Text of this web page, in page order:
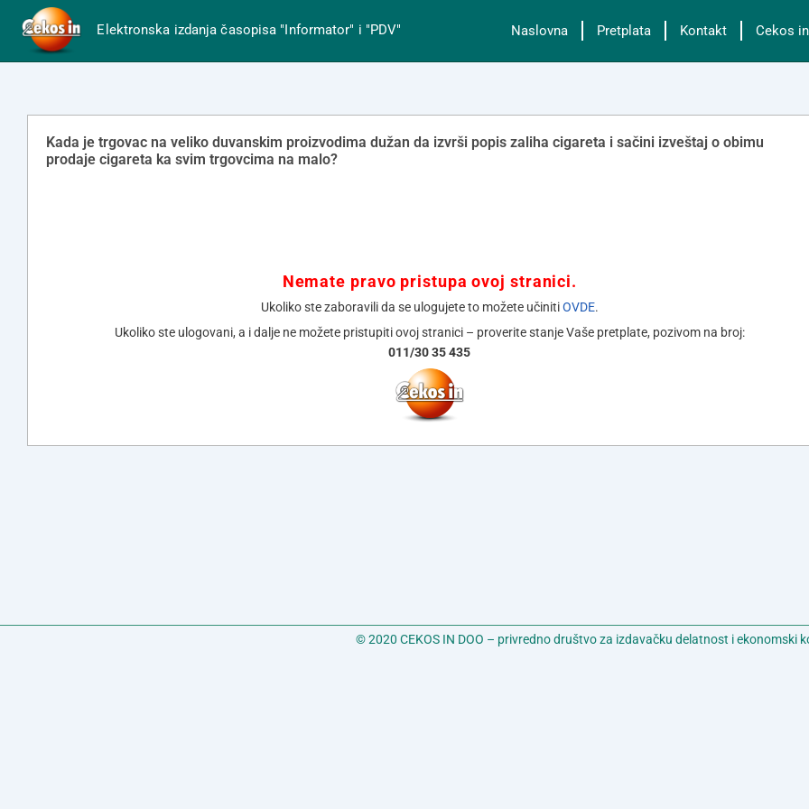
Elektronska izdanja časopisa "Informator" i "PDV" Naslovna Pretplata Kontakt Cekos in
Kada je trgovac na veliko duvanskim proizvodima dužan da izvrši popis zaliha cigareta i sačini izveštaj o obimu
prodaje cigareta ka svim trgovcima na malo?
Nemate pravo pristupa ovoj stranici.
Ukoliko ste zaboravili da se ulogujete to možete učinitiOVDE.
Ukoliko ste ulogovani, a i dalje ne možete pristupiti ovoj stranici – proverite stanje Vaše pretplate, pozivom na broj:
011/30 35 435
© 2020 CEKOS IN DOO – privredno društvo za izdavačku delatnost i ekonomski